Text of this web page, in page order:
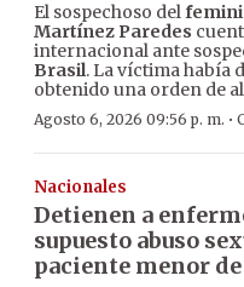
El sospechoso del
Martínez Paredes
internacional ante
Brasil. La víctima había
obtenido una orden de
Agosto 6, 2026 09:56 p. m. ·
Nacionales
Detienen a
supuesto abuso
paciente menor de